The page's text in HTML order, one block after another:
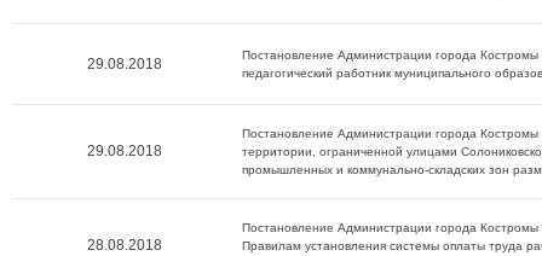
29.08.2018
Постановление Администрации города
педагогический работник муниципального
29.08.2018
Постановление Администрации города
территории, ограниченной улицами
промышленных и коммунально-складских зон
28.08.2018
Постановление Администрации города
Правилам установления системы оплаты труда